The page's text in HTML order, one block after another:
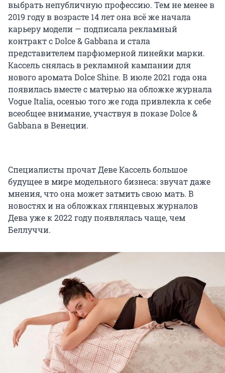
выбрать непубличную профессию. Тем не менее в
2019 году в возрасте 14 лет она всё же начала
карьеру модели — подписала рекламный
контракт с Dolce & Gabbana и стала
представителем парфюмерной линейки марки.
Кассель снялась в рекламной кампании для
нового аромата Dolce Shine. В июле 2021 года она
появилась вместе с матерью на обложке журнала
Vogue Italia, осенью того же года привлекла к себе
всеобщее внимание, участвуя в показе Dolce &
Gabbana в Венеции.
Специалисты прочат Деве Кассель большое
будущее в мире модельного бизнеса: звучат даже
мнения, что она может затмить свою мать. В
новостях и на обложках глянцевых журналов
Дева уже к 2022 году появлялась чаще, чем
Беллуччи.